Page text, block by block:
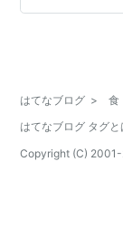
歴史もとても
#つくれば三國